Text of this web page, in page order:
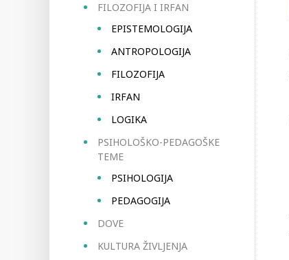
FILOZOFIJA I IRFAN
EPISTEMOLOGIJA
ANTROPOLOGIJA
FILOZOFIJA
IRFAN
LOGIKA
PSIHOLOŠKO-PEDAGOŠKE
TEME
PSIHOLOGIJA
PEDAGOGIJA
DOVE
KULTURA ŽIVLJENJA